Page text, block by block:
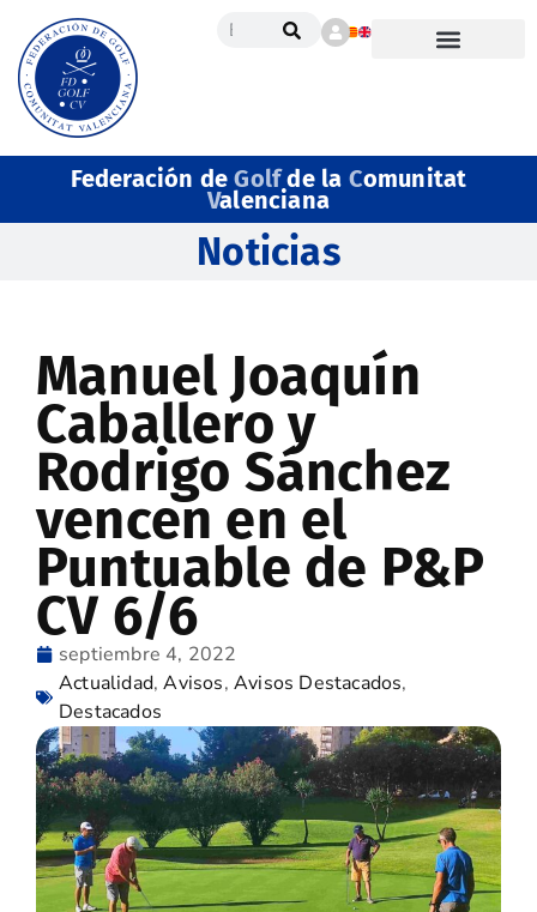
Federación deGolfde la Comunitat
Valenciana
Noticias
Manuel Joaquín
Caballero y
Rodrigo Sánchez
vencen en el
Puntuable de P&P
CV 6/6
septiembre 4, 2022
Actualidad,Avisos,Avisos Destacados,
Destacados